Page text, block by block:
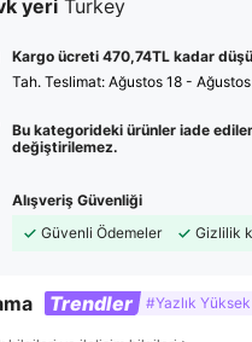
yeri Turkey
Kargo ücreti 470,74TL kadar
Tah. Teslimat: Ağustos 18 - Ağustos
Bu kategorideki ürünler iade
değiştirilemez.
Alışveriş Güvenliği
Güvenli Ödemeler
Gizlilik
Trendler #Yazlık